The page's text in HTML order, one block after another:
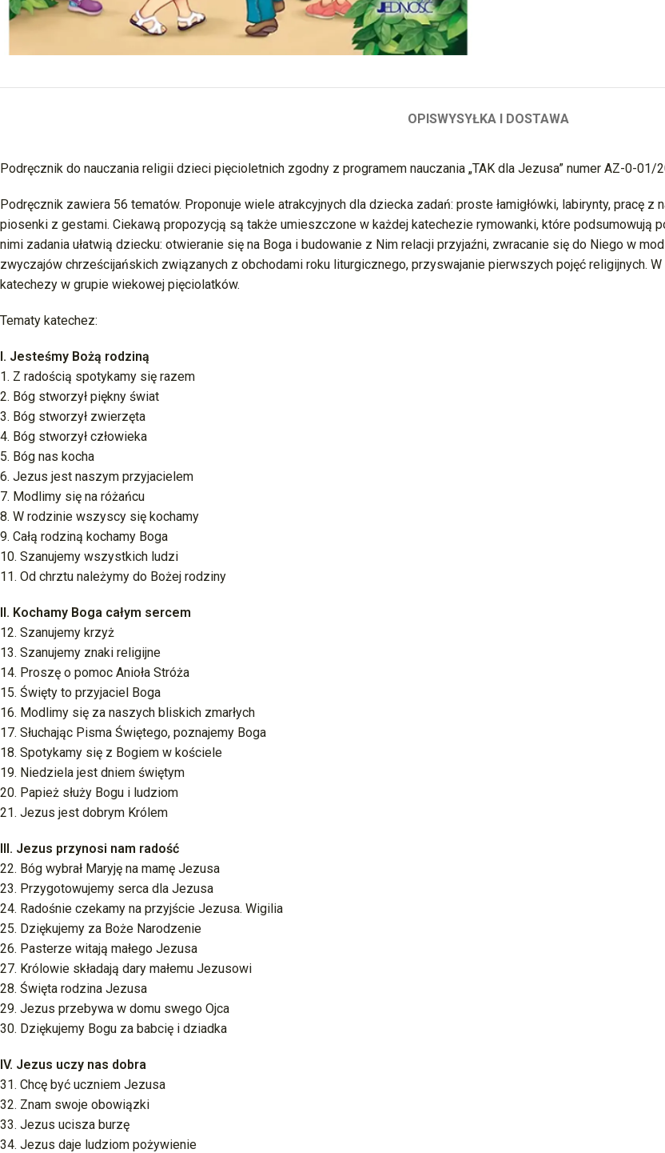
OPISWYSYŁKA I DOSTAWA
Podręcznik do nauczania religii dzieci pięcioletnich zgodny z programem nauczania „TAK dla Jezusa” numer AZ-0-01/
Podręcznik zawiera 56 tematów. Proponuje wiele atrakcyjnych dla dziecka zadań: proste łamigłówki, labirynty, pracę
piosenki z gestami. Ciekawą propozycją są także umieszczone w każdej katechezie rymowanki, które podsumowują
nimi zadania ułatwią dziecku: otwieranie się na Boga i budowanie z Nim relacji przyjaźni, zwracanie się do Niego w
zwyczajów chrześcijańskich związanych z obchodami roku liturgicznego, przyswajanie pierwszych pojęć religijnych.
katechezy w grupie wiekowej pięciolatków.
Tematy katechez:
I. Jesteśmy Bożą rodziną
1. Z radością spotykamy się razem
2. Bóg stworzył piękny świat
3. Bóg stworzył zwierzęta
4. Bóg stworzył człowieka
5. Bóg nas kocha
6. Jezus jest naszym przyjacielem
7. Modlimy się na różańcu
8. W rodzinie wszyscy się kochamy
9. Całą rodziną kochamy Boga
10. Szanujemy wszystkich ludzi
11. Od chrztu należymy do Bożej rodziny
II. Kochamy Boga całym sercem
12. Szanujemy krzyż
13. Szanujemy znaki religijne
14. Proszę o pomoc Anioła Stróża
15. Święty to przyjaciel Boga
16. Modlimy się za naszych bliskich zmarłych
17. Słuchając Pisma Świętego, poznajemy Boga
18. Spotykamy się z Bogiem w kościele
19. Niedziela jest dniem świętym
20. Papież służy Bogu i ludziom
21. Jezus jest dobrym Królem
III. Jezus przynosi nam radość
22. Bóg wybrał Maryję na mamę Jezusa
23. Przygotowujemy serca dla Jezusa
24. Radośnie czekamy na przyjście Jezusa. Wigilia
25. Dziękujemy za Boże Narodzenie
26. Pasterze witają małego Jezusa
27. Królowie składają dary małemu Jezusowi
28. Święta rodzina Jezusa
29. Jezus przebywa w domu swego Ojca
30. Dziękujemy Bogu za babcię i dziadka
IV. Jezus uczy nas dobra
31. Chcę być uczniem Jezusa
32. Znam swoje obowiązki
33. Jezus ucisza burzę
34. Jezus daje ludziom pożywienie